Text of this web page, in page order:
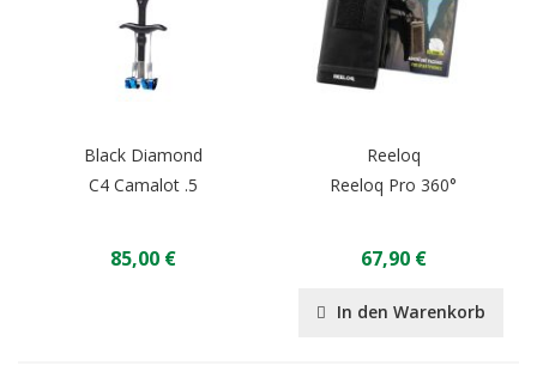
Black Diamond
C4 Camalot .5
85,00 €
Reeloq
Reeloq Pro 360°
67,90 €
In den Warenkorb